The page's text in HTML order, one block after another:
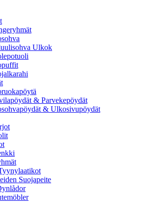
Ulkok
& Parvekepöydät
& Ulkosivupöydät
Suojapeite